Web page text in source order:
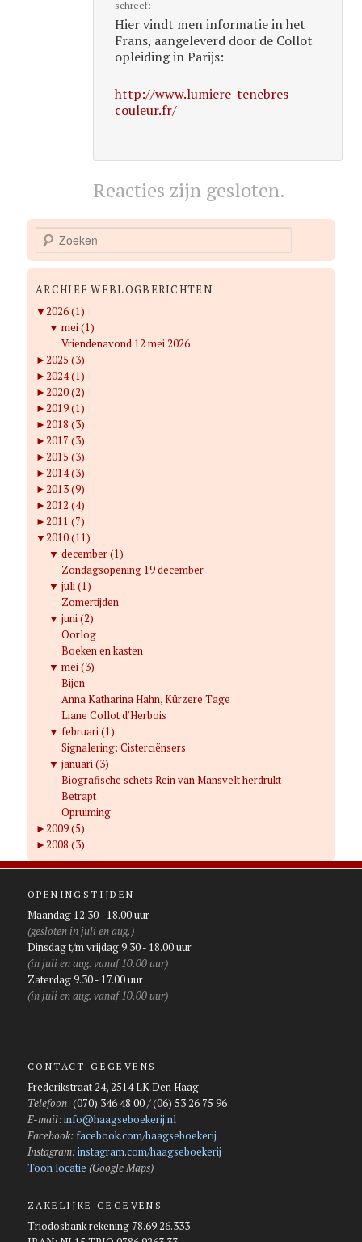
schreef:
Hier vindt men informatie in het
Frans, aangeleverd door de Collot
opleiding in Parijs:
http://www.lumiere-tenebres-
couleur.fr/
Reacties zijn gesloten.
o
e
k
n
ARCHIEF WEBLOGBERICHTEN
▼2026 (1)
▼ mei (1)
Vriendenavond 12 mei 2026
►2025 (3)
►2024 (1)
►2020 (2)
►2019 (1)
►2018 (3)
►2017 (3)
►2015 (3)
►2014 (3)
►2013 (9)
►2012 (4)
►2011 (7)
▼2010 (11)
▼ december (1)
Zondagsopening 19 december
▼ juli (1)
Zomertijden
▼ juni (2)
Oorlog
Boeken en kasten
▼ mei (3)
Bijen
Anna Katharina Hahn, Kürzere Tage
Liane Collot d'Herbois
▼ februari (1)
Signalering: Cisterciënsers
▼ januari (3)
Biografische schets Rein van Mansvelt herdrukt
Betrapt
Opruiming
►2009 (5)
►2008 (3)
OPENINGSTIJDEN
Maandag 12.30 - 18.00 uur
(gesloten in juli en aug.)
Dinsdag t/m vrijdag 9.30 - 18.00 uur
(in juli en aug. vanaf 10.00 uur)
Zaterdag 9.30 - 17.00 uur
(in juli en aug. vanaf 10.00 uur)
CONTACT-GEGEVENS
Frederikstraat 24, 2514 LK Den Haag
Telefoon: (070) 346 48 00 / (06) 53 26 75 96
E-mail: info@haagseboekerij.nl
Facebook: facebook.com/haagseboekerij
Instagram:instagram.com/haagseboekerij
Toon locatie (Google Maps)
ZAKELIJKE GEGEVENS
Triodosbank rekening 78.69.26.333